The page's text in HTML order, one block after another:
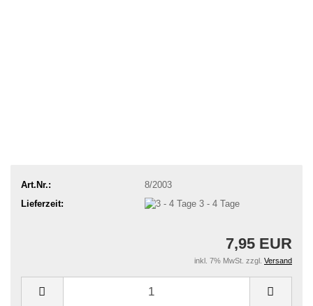
Art.Nr.:
8/2003
Lieferzeit:
3 - 4 Tage
7,95 EUR
inkl. 7% MwSt. zzgl. Versand